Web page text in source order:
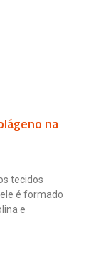
na
tecidos
é formado
e